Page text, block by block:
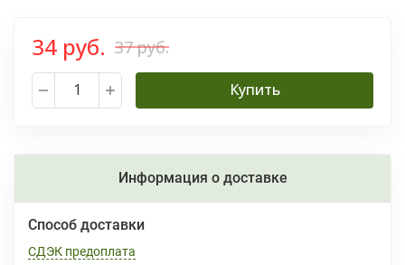
34 руб. 37 руб.
Купить
Информация о доставке
Способ доставки
СДЭК предоплата